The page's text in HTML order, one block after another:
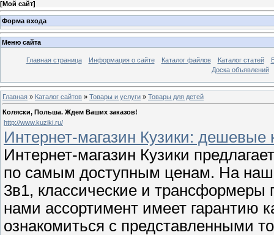
[Мой сайт]
Форма входа
Меню сайта
Главная страница Информация о сайте Каталог файлов Каталог статей
Доска объявлений
Главная » Каталог сайтов » Товары и услуги » Товары для детей
Коляски, Польша. Ждем Ваших заказов!
http://www.kuziki.ru/
Интернет-магазин Кузики:
Интернет-магазин Кузики
по самым доступным ценам. На
3в1, классические и трансформеры
нами ассортимент имеет гарантию
ознакомиться с представленными